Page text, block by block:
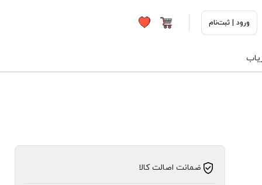
ورود | ثبت‌نام
ضمانت اصالت کالا